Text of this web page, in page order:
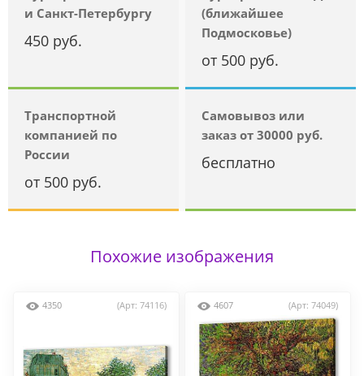
и Санкт-Петербургу
450 руб.
(ближайшее
Подмосковье)
от 500 руб.
Транспортной
компанией по
России
от 500 руб.
Самовывоз или
заказ от 30000 руб.
бесплатно
Похожие изображения
4350 (Арт: 74116) 4607 (Арт: 74049)